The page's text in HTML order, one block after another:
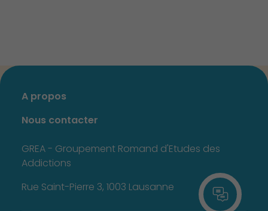
A propos
Nous contacter
GREA - Groupement Romand d'Etudes des
Addictions
Rue Saint-Pierre 3, 1003 Lausanne